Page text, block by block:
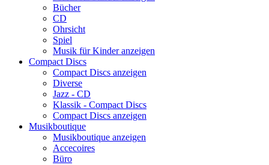
Bücher
CD
Ohrsicht
Spiel
Musik für Kinder anzeigen
Compact Discs
Compact Discs anzeigen
Diverse
Jazz - CD
Klassik - Compact Discs
Compact Discs anzeigen
Musikboutique
Musikboutique anzeigen
Accecoires
Büro